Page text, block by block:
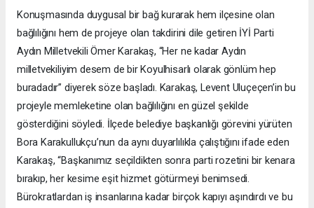
Konuşmasında duygusal bir bağ kurarak hem ilçesine olan
bağlılığını hem de projeye olan takdirini dile getiren İYİ Parti
Aydın Milletvekili Ömer Karakaş, “Her ne kadar Aydın
milletvekiliyim desem de bir Koyulhisarlı olarak gönlüm hep
buradadır” diyerek söze başladı. Karakaş, Levent Uluçeçen’in bu
projeyle memleketine olan bağlılığını en güzel şekilde
gösterdiğini söyledi. İlçede belediye başkanlığı görevini yürüten
Bora Karakullukçu’nun da aynı duyarlılıkla çalıştığını ifade eden
Karakaş, “Başkanımız seçildikten sonra parti rozetini bir kenara
bırakıp, her kesime eşit hizmet götürmeyi benimsedi.
Bürokratlardan iş insanlarına kadar birçok kapıyı aşındırdı ve bu